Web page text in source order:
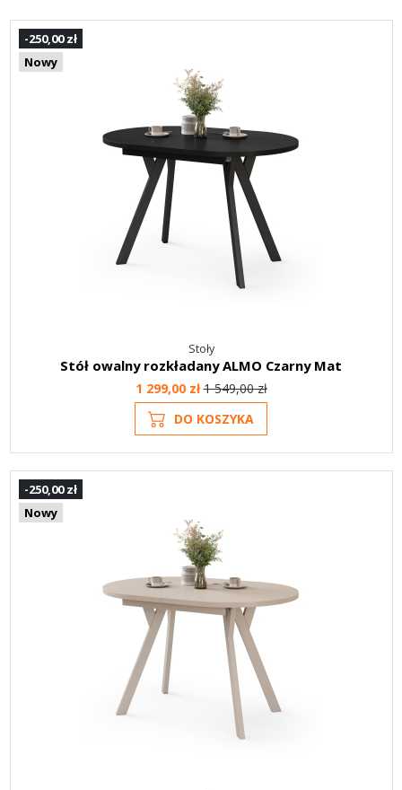
-250,00 zł
Nowy
Stoły
Stół owalny rozkładany ALMO Czarny Mat
1 299,00 zł1 549,00 zł
DO KOSZYKA
-250,00 zł
Nowy